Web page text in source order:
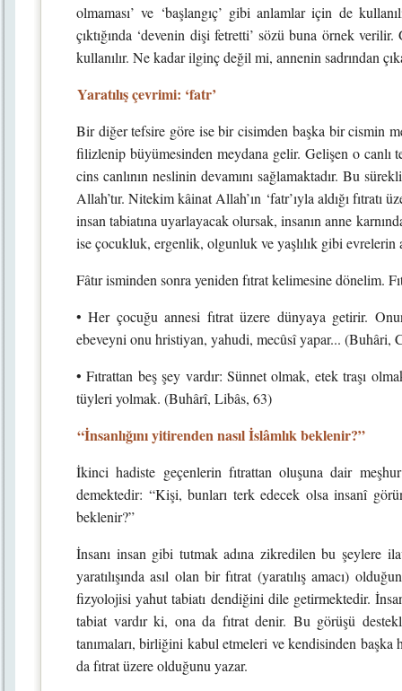
olmaması’ ve ‘başlangıç’ gibi anlamlar için de
çıktığında ‘devenin dişi fetretti’ sözü buna örnek
kullanılır. Ne kadar ilginç değil mi, annenin sadrından
Yaratılış çevrimi: ‘fatr’
Bir diğer tefsire göre ise bir cisimden başka bir cismin
filizlenip büyümesinden meydana gelir. Gelişen o canlı
cins canlının neslinin devamını sağlamaktadır. Bu
Allah’tır. Nitekim kâinat Allah’ın ‘fatr’ıyla aldığı fıtratı
insan tabiatına uyarlayacak olursak, insanın anne
ise çocukluk, ergenlik, olgunluk ve yaşlılık gibi evrelerin
Fâtır isminden sonra yeniden fıtrat kelimesine dönelim.
• Her çocuğu annesi fıtrat üzere dünyaya getirir.
ebeveyni onu hristiyan, yahudi, mecûsî yapar... (Buhâri,
• Fıtrattan beş şey vardır: Sünnet olmak, etek traşı
tüyleri yolmak. (Buhârî, Libâs, 63)
“İnsanlığını yitirenden nasıl İslâmlık beklenir?”
İkinci hadiste geçenlerin fıtrattan oluşuna dair
demektedir: “Kişi, bunları terk edecek olsa insanî
beklenir?”
İnsanı insan gibi tutmak adına zikredilen bu şeylere
yaratılışında asıl olan bir fıtrat (yaratılış amacı)
fizyolojisi yahut tabiatı dendiğini dile getirmektedir.
tabiat vardır ki, ona da fıtrat denir. Bu görüşü
tanımaları, birliğini kabul etmeleri ve kendisinden başka
da fıtrat üzere olduğunu yazar.